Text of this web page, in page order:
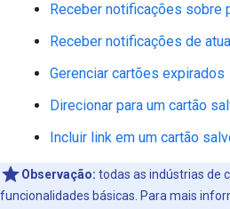
Receber notificações sobre
Receber notificações de
Gerenciar cartões expirados
Direcionar para um cartão
Incluir link em um cartão
Observação: todas as indústrias de
funcionalidades básicas. Para mais